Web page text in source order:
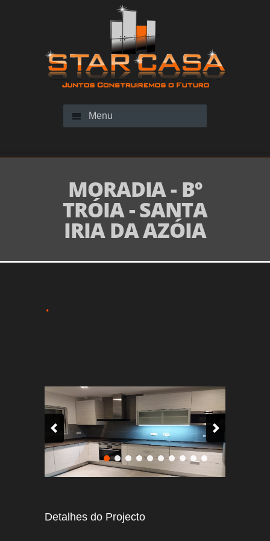
Menu
MORADIA - Bº
TRÓIA - SANTA
IRIA DA AZÓIA
.
Detalhes do Projecto